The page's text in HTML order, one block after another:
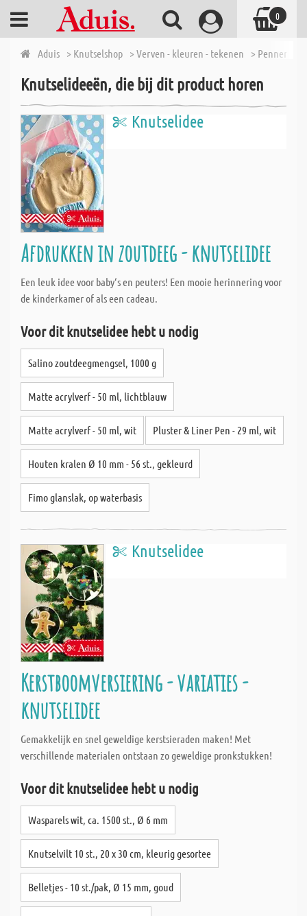
Aduis > Knutselshop > Verven - kleuren - tekenen > Pennen
Knutselideeën, die bij dit product horen
Knutselidee
Afdrukken in zoutdeeg - knutselidee
Een leuk idee voor baby‘s en peuters! Een mooie herinnering voor
de kinderkamer of als een cadeau.
Voor dit knutselidee hebt u nodig
Salino zoutdeegmengsel, 1000 g
Matte acrylverf - 50 ml, lichtblauw
Matte acrylverf - 50 ml, wit Pluster & Liner Pen - 29 ml, wit
Houten kralen Ø 10 mm - 56 st., gekleurd
Fimo glanslak, op waterbasis
Knutselidee
Kerstboomversiering - variaties -
knutselidee
Gemakkelijk en snel geweldige kerstsieraden maken! Met
verschillende materialen ontstaan zo geweldige pronkstukken!
Voor dit knutselidee hebt u nodig
Wasparels wit, ca. 1500 st., Ø 6 mm
Knutselvilt 10 st., 20 x 30 cm, kleurig gesortee
Belletjes - 10 st./pak, Ø 15 mm, goud
0